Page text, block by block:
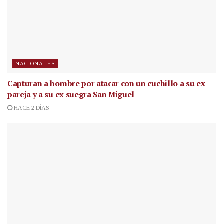
NACIONALES
Capturan a hombre por atacar con un cuchillo a su ex
pareja y a su ex suegra San Miguel
HACE 2 DÍAS